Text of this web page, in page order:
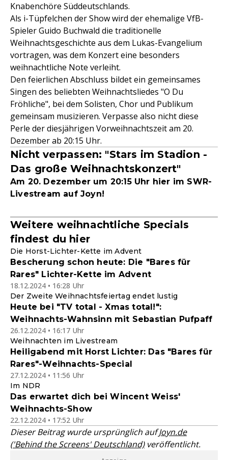
Knabenchöre Süddeutschlands.
Als i-Tüpfelchen der Show wird der ehemalige VfB-
Spieler Guido Buchwald die traditionelle
Weihnachtsgeschichte aus dem Lukas-Evangelium
vortragen, was dem Konzert eine besonders
weihnachtliche Note verleiht.
Den feierlichen Abschluss bildet ein gemeinsames
Singen des beliebten Weihnachtsliedes "O Du
Fröhliche", bei dem Solisten, Chor und Publikum
gemeinsam musizieren. Verpasse also nicht diese
Perle der diesjährigen Vorweihnachtszeit am 20.
Dezember ab 20:15 Uhr.
Nicht verpassen: "Stars im Stadion -
Das große Weihnachtskonzert"
Am 20. Dezember um 20:15 Uhr hier im SWR-
Livestream auf Joyn!
Weitere weihnachtliche Specials
findest du hier
Die Horst-Lichter-Kette im Advent
Bescherung schon heute: Die "Bares für
Rares" Lichter-Kette im Advent
18.12.2024 • 16:28 Uhr
Der Zweite Weihnachtsfeiertag endet lustig
Heute bei "TV total - Xmas total!":
Weihnachts-Wahnsinn mit Sebastian Pufpaff
26.12.2024 • 16:17 Uhr
Weihnachten im Livestream
Heiligabend mit Horst Lichter: Das "Bares für
Rares"-Weihnachts-Special
27.12.2024 • 11:56 Uhr
Im NDR
Das erwartet dich bei Wincent Weiss'
Weihnachts-Show
22.12.2024 • 17:52 Uhr
Dieser Beitrag wurde ursprünglich aufJoyn.de
('Behind the Screens' Deutschland)veröffentlicht.